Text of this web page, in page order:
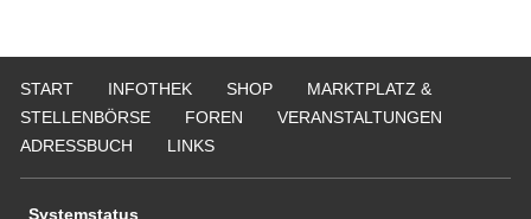
START INFOTHEK SHOP
MARKTPLATZ &
STELLENBÖRSE
FOREN
VERANSTALTUNGEN
ADRESSBUCH
LINKS
Systemstatus